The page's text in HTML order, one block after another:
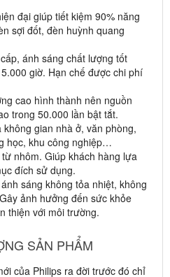
đại giúp tiết kiệm 90% năng
sợi đốt, đèn huỳnh quang
ánh sáng chất lượng tốt
giờ. Hạn chế được chi phí
cao hình thành nên nguồn
trong 50.000 lần bật tắt.
gian nhà ở, văn phòng,
học, khu công nghiệp…
nhôm. Giúp khách hàng lựa
đích sử dụng.
sáng không tỏa nhiệt, không
ảnh hưởng đến sức khỏe
thiện với môi trường.
SẢN PHẨM
của Philips ra đời trước đó chỉ